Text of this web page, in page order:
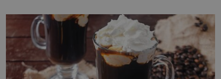
blízkosti. Nemusíte však zoufat. Pokud budete mít
promyšlený jídelníček, žadné pařáky si na vás